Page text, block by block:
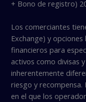
+ Bono de registro)
Los comerciantes
Exchange) y
financieros para
activos como divisas
inherentemente
riesgo y
en el que los